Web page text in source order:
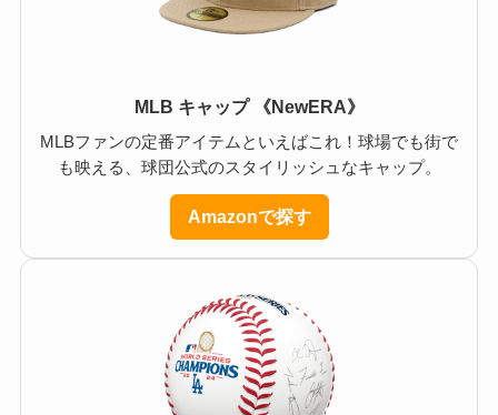
MLB キャップ 《NewERA》
MLBファンの定番アイテムといえばこれ！球場でも街で
も映える、球団公式のスタイリッシュなキャップ。
Amazonで探す